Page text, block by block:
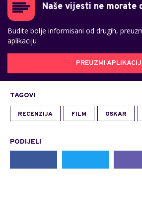
Naše vijesti ne morate
Budite bolje informisani od drugih,
aplikaciju
PREUZMI
TAGOVI
RECENZIJA FILM OSKAR
PODIJELI